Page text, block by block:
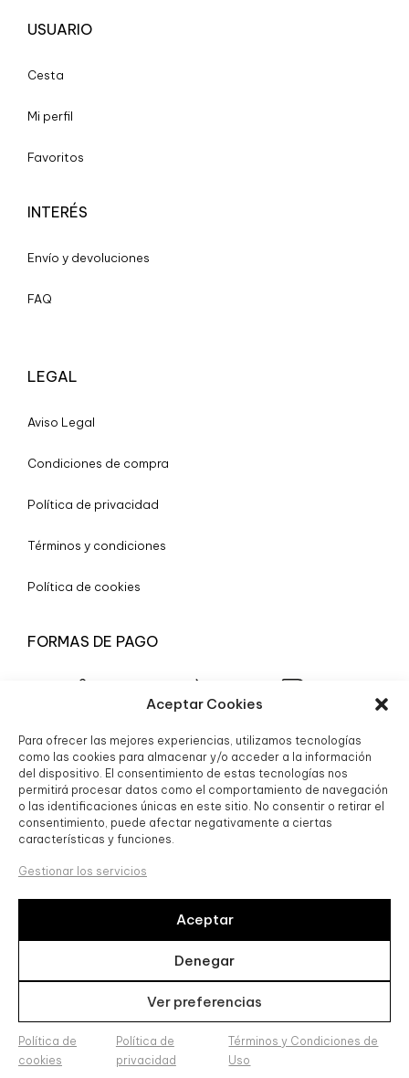
Aceptar Cookies
Para ofrecer las mejores experiencias, utilizamos tecnologías
como las cookies para almacenar y/o acceder a la información
del dispositivo. El consentimiento de estas tecnologías nos
permitirá procesar datos como el comportamiento de navegación
o las identificaciones únicas en este sitio. No consentir o retirar el
consentimiento, puede afectar negativamente a ciertas
características y funciones.
Gestionar los servicios
Aceptar
Denegar
Ver preferencias
Política de
cookies
Política de
privacidad
Términos y Condiciones de
Uso
USUARIO
Cesta
Mi perfil
Favoritos
INTERÉS
Envío y devoluciones
FAQ
LEGAL
Aviso Legal
Condiciones de compra
Política de privacidad
Términos y condiciones
Política de cookies
FORMAS DE PAGO
© 2025 Boutique Granada S.L.
Boutique Granada SL, ha sido beneficiaria de Fondos
las PYMES, y gracias al cual ha puesto en marcha un Plan de
Acción con el objetivo de reforzar la digitalización y la
competitividad de las pymes durante el año 2024. Para ello
ha contado con el apoyo del Programa Pyme Digital de la
Cámara de Comercio de Granada. #EuropaSeSiente